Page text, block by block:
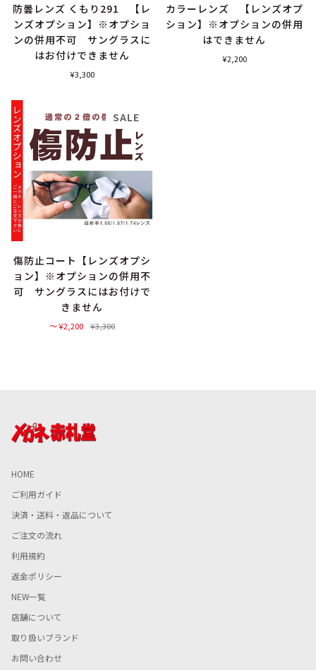
防曇レンズ くもり291 【レ
ンズオプション】※オプショ
ンの併用不可 サングラスに
はお付けできません
¥3,300
カラーレンズ 【レンズオプ
ション】※オプションの併用
はできません
¥2,200
SALE
傷防止コート【レンズオプシ
ョン】※オプションの併用不
可 サングラスにはお付けで
きません
〜 ¥2,200 ¥3,300
HOME
ご利用ガイド
決済・送料・返品について
ご注文の流れ
利用規約
返金ポリシー
NEW一覧
店舗について
取り扱いブランド
お問い合わせ